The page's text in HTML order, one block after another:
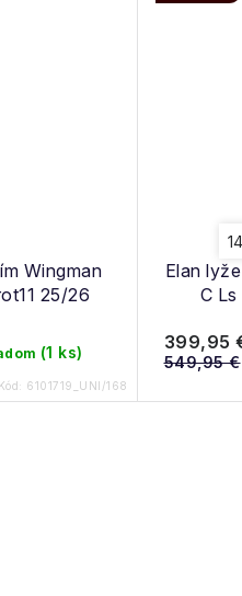
Wingman
25/26
(1 ks)
Kód: 6101719_UNI/168
Elan
C
399,95
549,95 €